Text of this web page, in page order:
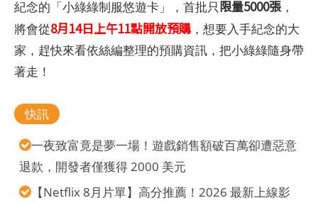
紀念的「小綠綠制服悠遊卡」，首批只限量5000張，
將會從8月14日上午11點開放預購 ，想要入手紀念的大
家，趕快來看依絲編整理的預購資訊，把小綠綠隨身帶
著走！
快訊
一夜致富竟是夢一場！遊戲銷售額破百萬卻遭惡意
退款，開發者僅獲得 2000 美元
【Netflix 8月片單】高分推薦！2026 最新上線影